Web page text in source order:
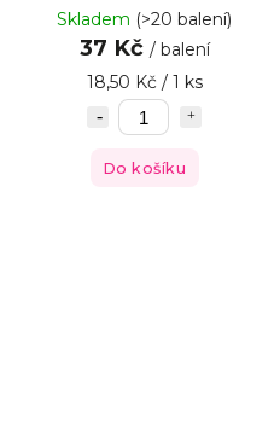
Skladem (>20 balení)
37 Kč / balení
18,50 Kč / 1 ks
Do košíku